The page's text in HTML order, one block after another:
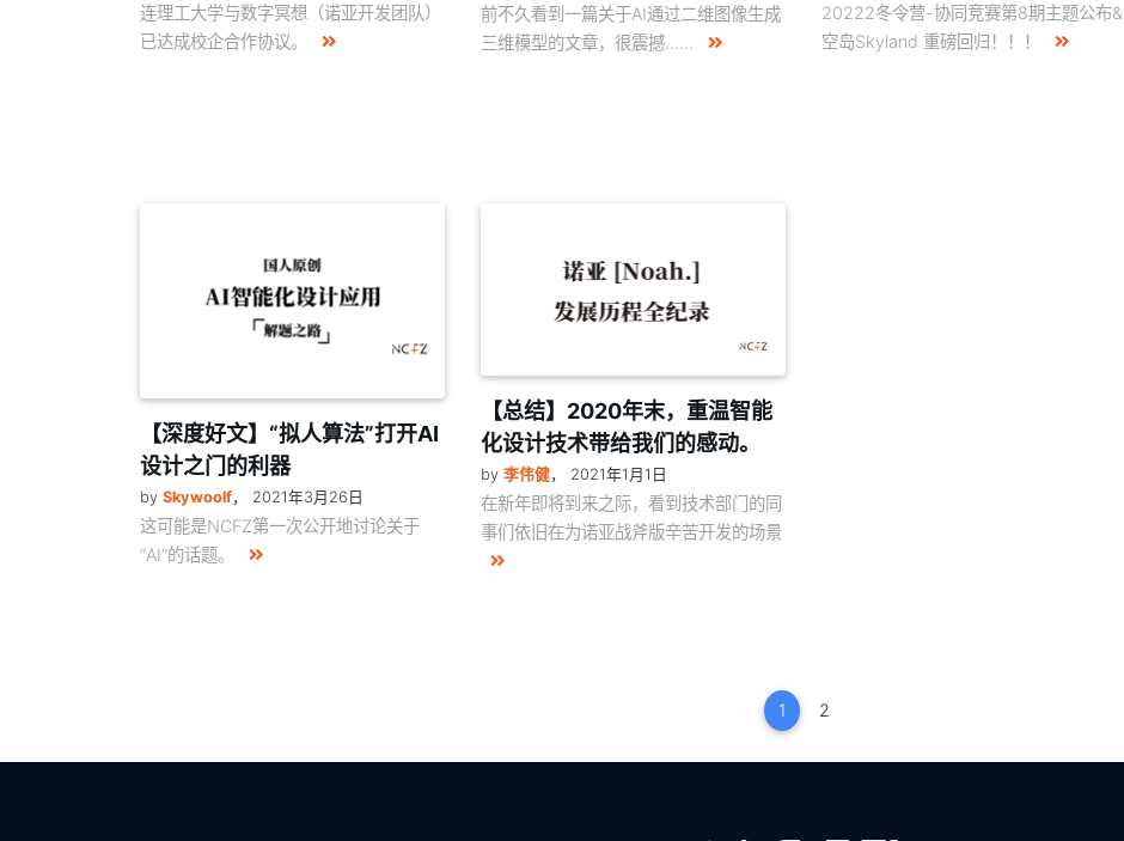
连理工大学与数字冥想（诺亚开发团队）
已达成校企合作协议。
前不久看到一篇关于AI通过二维图像生成
三维模型的文章，很震撼......
20222冬令营-协同竞赛第8期主题公布&
空岛Skyland 重磅回归！！！
【深度好文】“拟人算法”打开AI
设计之门的利器
by Skywoolf， 2021年3月26日
这可能是NCFZ第一次公开地讨论关于
“AI”的话题。
【总结】2020年末，重温智能
化设计技术带给我们的感动。
by 李伟健， 2021年1月1日
在新年即将到来之际，看到技术部门的同
事们依旧在为诺亚战斧版辛苦开发的场景
1 2